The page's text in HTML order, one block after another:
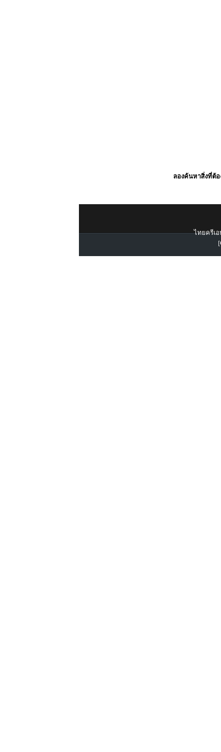
ลองค้นหาสิ่งที่ต้อ
ไทยครีเอ
[